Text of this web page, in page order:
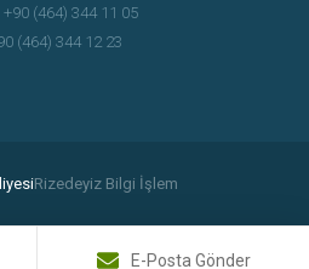
+90 (464) 344 11 05
(464) 344 12 23
Rizedeyiz Bilgi İşlem
E-Posta Gönder